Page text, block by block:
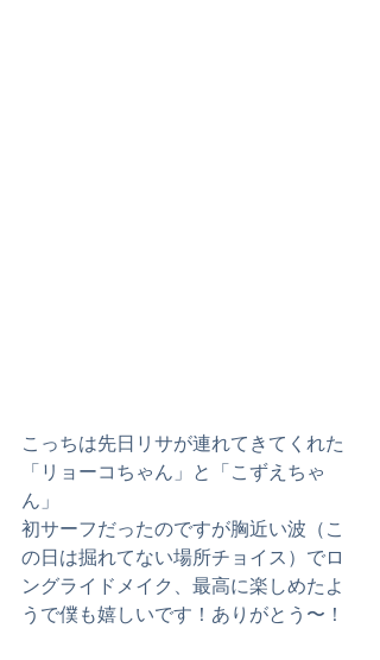
こっちは先日リサが連れてきてくれた
「リョーコちゃん」と「こずえちゃ
ん」
初サーフだったのですが胸近い波（こ
の日は掘れてない場所チョイス）でロ
ングライドメイク、最高に楽しめたよ
うで僕も嬉しいです！ありがとう〜！